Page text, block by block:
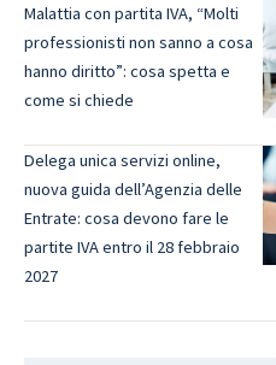
Malattia con partita IVA, “Molti
professionisti non sanno a cosa
hanno diritto”: cosa spetta e
come si chiede
Delega unica servizi online,
nuova guida dell’Agenzia delle
Entrate: cosa devono fare le
partite IVA entro il 28 febbraio
2027